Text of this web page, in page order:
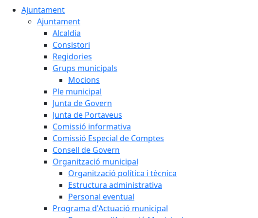
Ajuntament
Ajuntament
Alcaldia
Consistori
Regidories
Grups municipals
Mocions
Ple municipal
Junta de Govern
Junta de Portaveus
Comissió informativa
Comissió Especial de Comptes
Consell de Govern
Organització municipal
Organització política i tècnica
Estructura administrativa
Personal eventual
Programa d'Actuació municipal